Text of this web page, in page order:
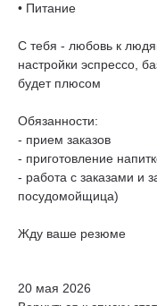
• Питание
С тебя - любовь к
настройки эспрессо,
будет плюсом
Обязанности:
- прием заказов
- приготовление
- работа с заказами и
посудомойщица)
Жду ваше резюме
20 мая 2026